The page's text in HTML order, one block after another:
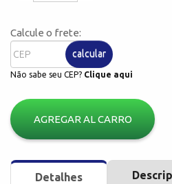
Calcule o frete:
calcular
Não sabe seu CEP? Clique aqui
AGREGAR AL CARRO
Detalhes